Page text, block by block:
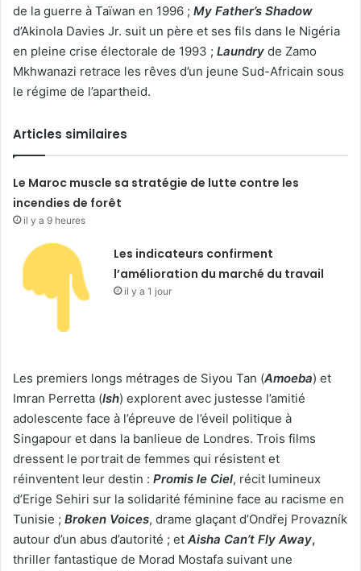
de la guerre à Taïwan en 1996 ; My Father’s Shadow
d’Akinola Davies Jr. suit un père et ses fils dans le Nigéria
en pleine crise électorale de 1993 ; Laundry de Zamo
Mkhwanazi retrace les rêves d’un jeune Sud-Africain sous
le régime de l’apartheid.
Articles similaires
Le Maroc muscle sa stratégie de lutte contre les
incendies de forêt
il y a 9 heures
Les indicateurs confirment
l’amélioration du marché du travail
il y a 1 jour
Les premiers longs métrages de Siyou Tan (Amoeba) et
Imran Perretta (Ish) explorent avec justesse l’amitié
adolescente face à l’épreuve de l’éveil politique à
Singapour et dans la banlieue de Londres. Trois films
dressent le portrait de femmes qui résistent et
réinventent leur destin : Promis le Ciel, récit lumineux
d’Erige Sehiri sur la solidarité féminine face au racisme en
Tunisie ; Broken Voices, drame glaçant d’Ondřej Provazník
autour d’un abus d’autorité ; et Aisha Can’t Fly Away,
thriller fantastique de Morad Mostafa suivant une